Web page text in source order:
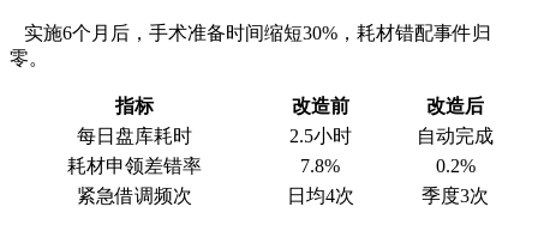
实施6个月后，手术准备时间缩短30%，耗材错配事件归
零。
指标 改造前
改造后
每日盘库耗时
2.5小时
自动完成
耗材申领差错率
7.8%
0.2%
紧急借调频次
日均4次 季度3次